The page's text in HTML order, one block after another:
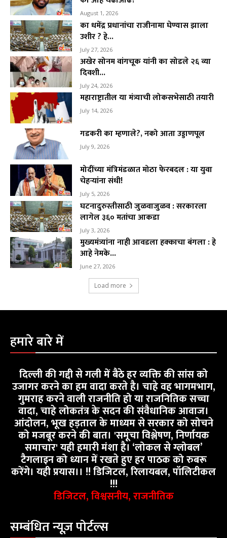
August 1, 2026
का धमेंद्र प्रधानांचा राजीनामा घेण्यास झाला
उशीर ? हे...
July 27, 2026
अखेर सोनम वांगचूक यांनी का सोडले २६ व्या
दिवशी...
July 24, 2026
महाराष्ट्रातील या मंत्र्याची लोकसभेसाठी तयारी
July 14, 2026
गडकरी का म्हणाले?, नको आता उड्डाणपूल
July 9, 2026
मोदींच्या मंत्रिमंडळात मोठा फेरबदल : या युवा
चेहऱ्यांना संधी!
July 5, 2026
घटनादुरुस्तीसाठी जुळवाजुळव : सरकारला
लागेल ३६० मतांचा आकडा
July 3, 2026
मुख्यमंत्र्यांना नाही आवडला हक्काचा बंगला : हे
आहे नेमके...
June 27, 2026
Load more
हमारे बारे में
दिल्ली की गद्दी से गली में बैठे हर व्यक्ति की सांस को
उजागर करने का हम वादा करते है। चाहे वह भागमभाग,
गुमराह करने वाली राजनीति हो या राजनितिक सच्चा
वादा, चाहे लोकतंत्र के सदन की संवैधानिक आवाज।
आंदोलन, भूख हड़ताल के माध्यम से सरकार को सोचने
को मजबूर करने की बात। 'समूचा विश्लेषण, निर्णायक
समाचार' यही हमारी मंशा है। ‘लोकल से ग्लोबल’
टैगलाइन को ध्यान में रखते हुए हर पाठक को रुबरू
करेंगे। यही प्रयास।। !! डिजिटल, रिलायबल, पॉलिटीकल
!!!
डिजिटल, विश्वसनीय, राजनीतिक
सम्बंधित न्यूज़ पोर्टल्स